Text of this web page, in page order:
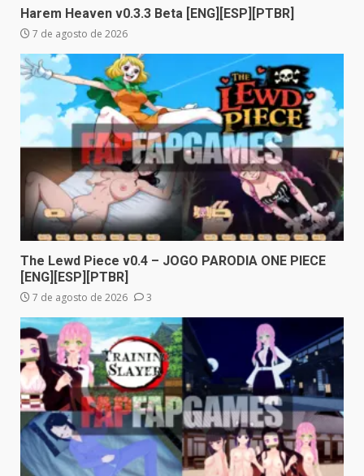
Harem Heaven v0.3.3 Beta [ENG][ESP][PTBR]
7 de agosto de 2026
The Lewd Piece v0.4 – JOGO PARODIA ONE PIECE
[ENG][ESP][PTBR]
7 de agosto de 2026 3